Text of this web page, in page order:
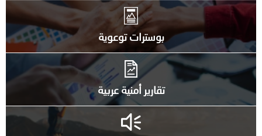
بوسترات توعوية
تقارير أمنية عربية